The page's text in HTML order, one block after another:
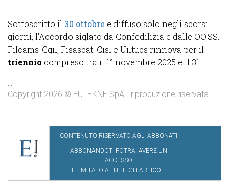
Sottoscritto il 30 ottobre e diffuso solo negli scorsi
giorni, l’Accordo siglato da Confedilizia e dalle OO.SS.
Filcams-Cgil, Fisascat-Cisl e Uiltucs rinnova per il
triennio compreso tra il 1° novembre 2025 e il 31
...
Copyright 2026 © EUTEKNE SpA - riproduzione riservata
CONTENUTO RISERVATO AGLI ABBONATI
ABBONANDOTI POTRAI AVERE UN
ACCESSO
ILLIMITATO A TUTTI GLI ARTICOLI